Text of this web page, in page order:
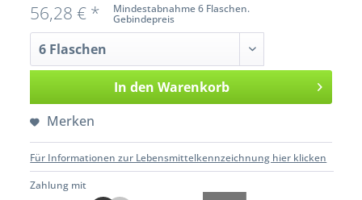
Mindestabnahme 6 Flaschen.
Gebindepreis
56,28 € *
In den Warenkorb
Merken
Für Informationen zur Lebensmittelkennzeichnung hier klicken
Zahlung mit